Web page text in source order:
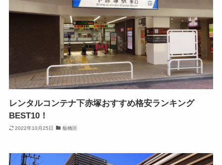
レンタルコンテナ下赤塚おすすめ格安ランキング
BEST10！
2022年10月25日 板橋区